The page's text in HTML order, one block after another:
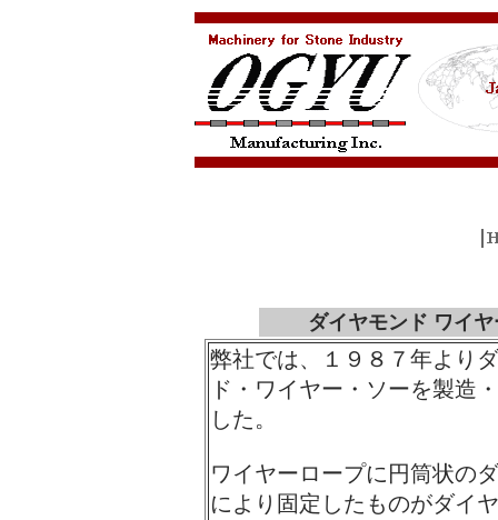
ダイヤモンド ワイ
弊社では、１９８７年より
ド・ワイヤー・ソーを製造
した。
ワイヤーロープに円筒状の
により固定したものがダイ